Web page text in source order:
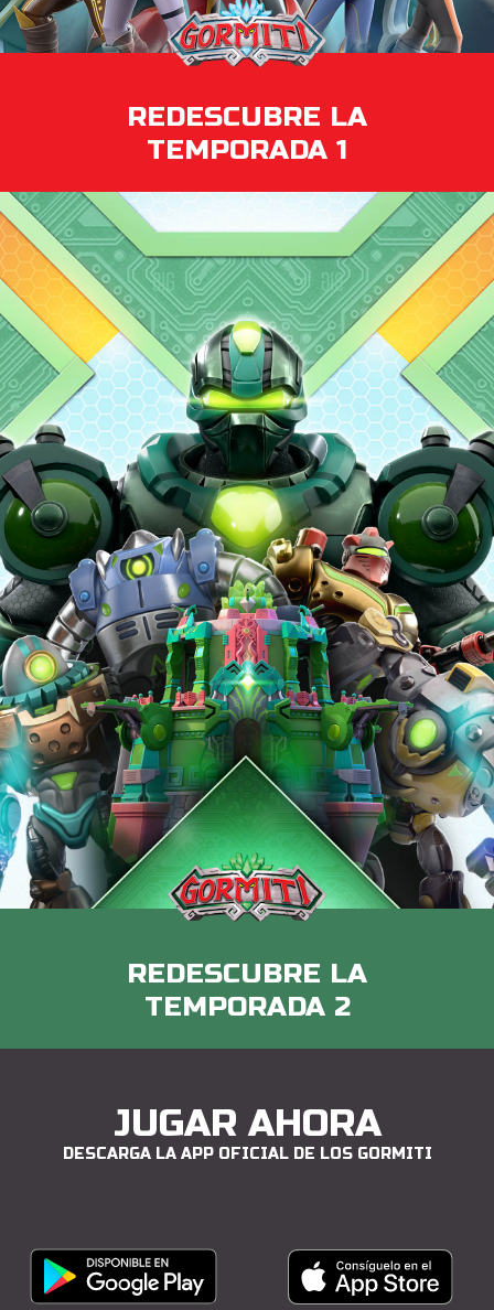
REDESCUBRE LA
TEMPORADA 1
REDESCUBRE LA
TEMPORADA 2
JUGAR AHORA
DESCARGA LA APP OFICIAL DE LOS GORMITI